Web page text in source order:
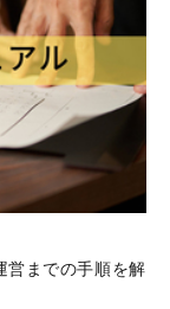
営までの手順を解